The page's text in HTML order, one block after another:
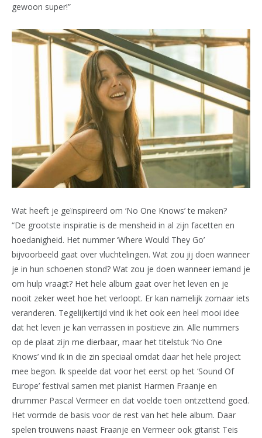
gewoon super!”
Wat heeft je geïnspireerd om ‘No One Knows’ te maken?
“De grootste inspiratie is de mensheid in al zijn facetten en
hoedanigheid. Het nummer ‘Where Would They Go’
bijvoorbeeld gaat over vluchtelingen. Wat zou jij doen wanneer
je in hun schoenen stond? Wat zou je doen wanneer iemand je
om hulp vraagt? Het hele album gaat over het leven en je
nooit zeker weet hoe het verloopt. Er kan namelijk zomaar iets
veranderen. Tegelijkertijd vind ik het ook een heel mooi idee
dat het leven je kan verrassen in positieve zin. Alle nummers
op de plaat zijn me dierbaar, maar het titelstuk ‘No One
Knows’ vind ik in die zin speciaal omdat daar het hele project
mee begon. Ik speelde dat voor het eerst op het ‘Sound Of
Europe’ festival samen met pianist Harmen Fraanje en
drummer Pascal Vermeer en dat voelde toen ontzettend goed.
Het vormde de basis voor de rest van het hele album. Daar
spelen trouwens naast Fraanje en Vermeer ook gitarist Teis